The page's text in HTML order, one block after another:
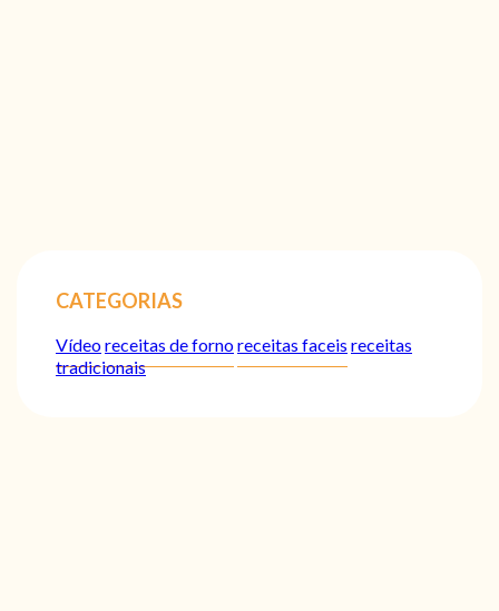
CATEGORIAS
Vídeoreceitas de fornoreceitas faceis receitas
tradicionais